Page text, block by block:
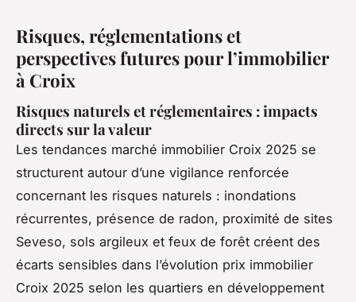
Risques, réglementations et
perspectives futures pour l’immobilier
à Croix
Risques naturels et réglementaires : impacts
directs sur la valeur
Les tendances marché immobilier Croix 2025 se
structurent autour d’une vigilance renforcée
concernant les risques naturels : inondations
récurrentes, présence de radon, proximité de sites
Seveso, sols argileux et feux de forêt créent des
écarts sensibles dans l’évolution prix immobilier
Croix 2025 selon les quartiers en développement